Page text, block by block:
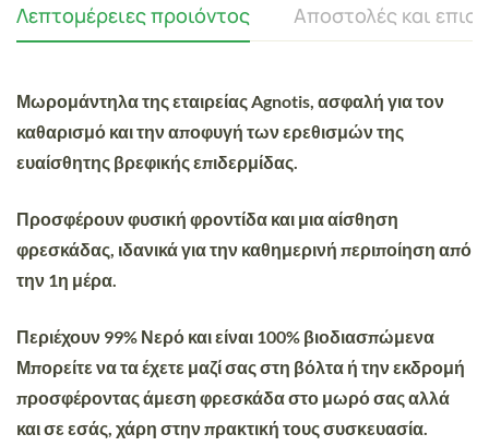
Λεπτομέρειες προιόντος Αποστολές και
Μωρομάντηλα της εταιρείας Agnotis, ασφαλή για τον
καθαρισμό και την αποφυγή των ερεθισμών της
ευαίσθητης βρεφικής επιδερμίδας.
Προσφέρουν φυσική φροντίδα και μια αίσθηση
φρεσκάδας, ιδανικά για την καθημερινή περιποίηση από
την 1η μέρα.
Περιέχουν 99% Νερό και είναι 100% βιοδιασπώμενα
Μπορείτε να τα έχετε μαζί σας στη βόλτα ή την εκδρομή
προσφέροντας άμεση φρεσκάδα στο μωρό σας αλλά
και σε εσάς, χάρη στην πρακτική τους συσκευασία.